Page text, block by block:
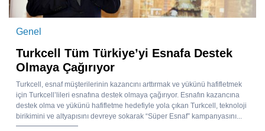
Genel
Turkcell Tüm Türkiye’yi Esnafa Destek
Olmaya Çağırıyor
Turkcell, esnaf müşterilerinin kazancını arttırmak ve yükünü hafifletmek
için Turkcell’lileri esnafına destek olmaya çağırıyor. Esnafın kazancına
destek olma ve yükünü hafifletme hedefiyle yola çıkan Turkcell, teknoloji
birikimini ve altyapısını devreye sokarak “Süper Esnaf” kampanyasını...